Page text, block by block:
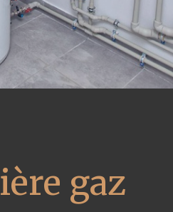
gaz